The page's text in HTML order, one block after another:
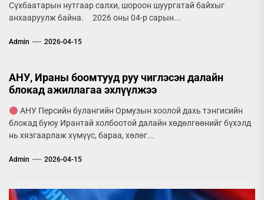
Сүхбаатарын нутгаар салхи, шороон шуургатай байхыг
анхааруулж байна. 2026 оны 04-р сарын...
Admin 2026-04-15
АНУ, Ираны боомтууд руу чиглэсэн далайн
блокад ажиллагаа эхлүүлжээ
АНУ Персийн булангийн Ормузын хоолой дахь тэнгисийн
блокад буюу Ирантай холбоотой далайн хөдөлгөөнийг бүхэлд
нь хязгаарлаж хүмүүс, бараа, хөлөг...
Admin 2026-04-15